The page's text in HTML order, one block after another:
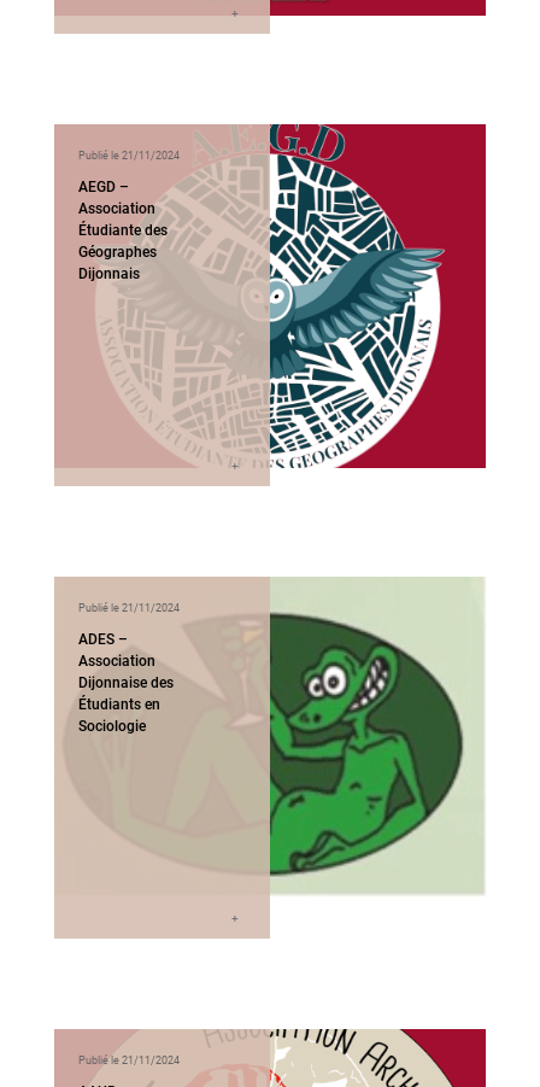
Publié le 21/11/2024
AEGD –
Association
Étudiante des
Géographes
Dijonnais
Publié le 21/11/2024
ADES –
Association
Dijonnaise des
Étudiants en
Sociologie
Publié le 21/11/2024